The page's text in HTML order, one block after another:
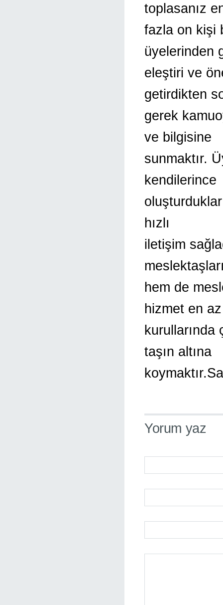
toplasanız
fazla on kişi
üyelerinden
eleştiri ve
getirdikten
gerek
ve bilgisine
sunmaktır.
kendilerince
hızlı
iletişim
hem de
hizmet en
kurullarında
taşın altına
Yorum yaz